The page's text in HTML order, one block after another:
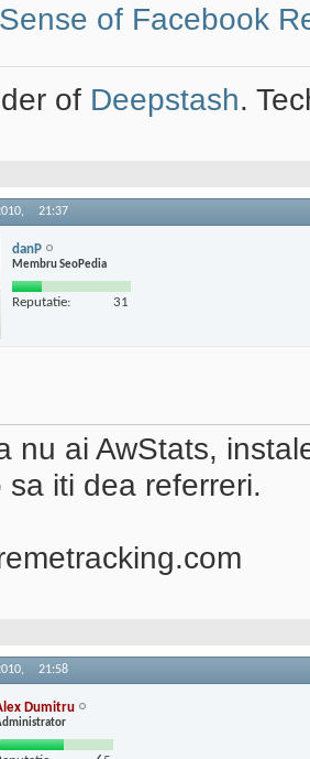
of Facebook
of Deepstash.
21:37
danP
Membru SeoPedia
Reputatie: 31
nu ai AwStats,
sa iti dea referreri.
21:58
Dumitru